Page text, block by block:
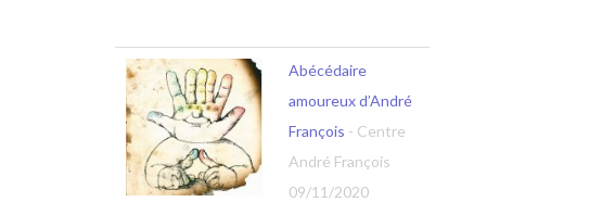
Abécédaire
amoureux d’André
François - Centre
André François
09/11/2020